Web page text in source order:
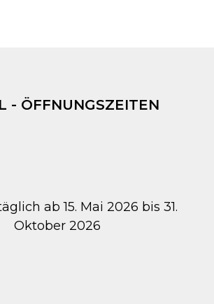
- ÖFFNUNGSZEITEN
ab 15. Mai 2026 bis 31.
Oktober 2026